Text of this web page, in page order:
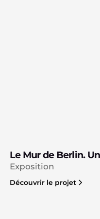
Le Mur de Berlin.
Exposition
Découvrir le projet